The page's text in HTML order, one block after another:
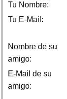
Tu Nombre:
Tu E-Mail:
Nombre de su
amigo:
E-Mail de su
amigo: